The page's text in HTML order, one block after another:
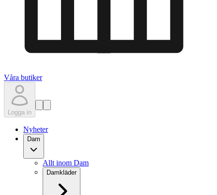
Våra butiker
Logga in
Nyheter
Dam
Allt inom Dam
Damkläder